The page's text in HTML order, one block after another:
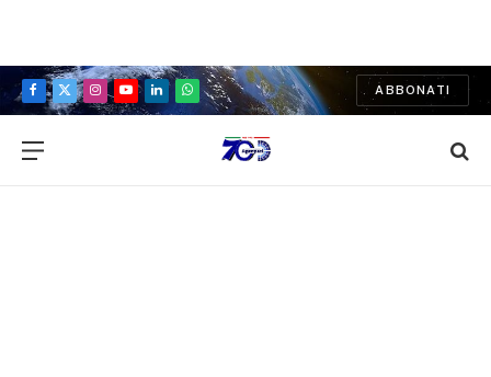
Facebook
X
Instagram
YouTubeLinkedInWhatsApp
ABBONATI